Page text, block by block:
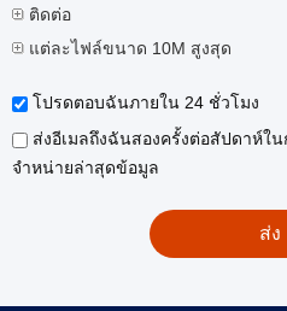
ติดต่อ
แต่ละไฟล์ขนาด 10M สูงสุด
โปรดตอบฉันภายใน 24 ชั่วโมง
ส่งอีเมลถึงฉันสองครั้งต่อสัปดาห์
จำหน่ายล่าสุดข้อมูล